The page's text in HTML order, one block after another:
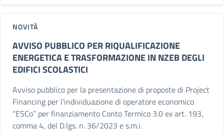
NOVITÀ
AVVISO PUBBLICO PER RIQUALIFICAZIONE
ENERGETICA E TRASFORMAZIONE IN NZEB DEGLI
EDIFICI SCOLASTICI
Avviso pubblico per la presentazione di proposte di Project
Financing per l’individuazione di operatore economico
“ESCo” per finanziamento Conto Termico 3.0 ex art. 193,
comma 4, del D.lgs. n. 36/2023 e s.m.i.